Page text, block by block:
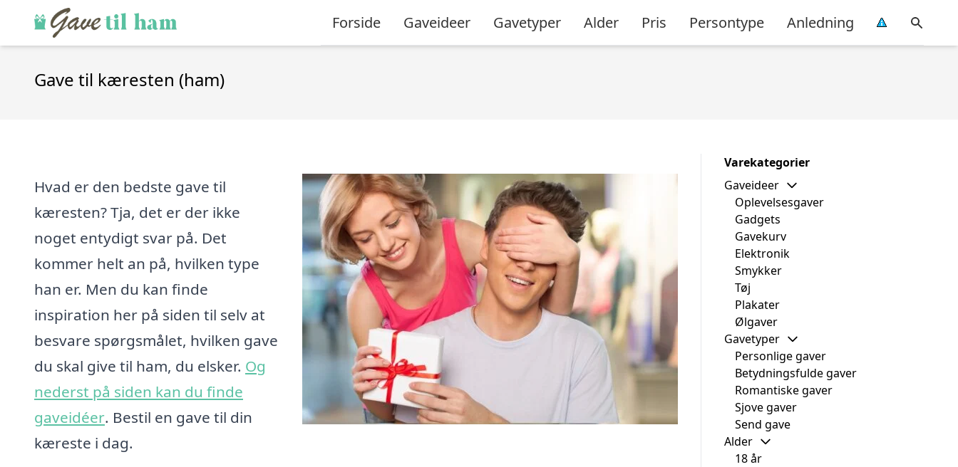
Forside Gaveideer Gavetyper Alder Pris Persontype Anledning
Gave til kæresten (ham)
Hvad er den bedste gave til
kæresten? Tja, det er der ikke
noget entydigt svar på. Det
kommer helt an på, hvilken type
han er. Men du kan finde
inspiration her på siden til selv at
besvare spørgsmålet, hvilken gave
du skal give til ham, du elsker. Og
nederst på siden kan du finde
gaveidéer. Bestil en gave til din
kæreste i dag.
Varekategorier
Gaveideer
Oplevelsesgaver
Gadgets
Gavekurv
Elektronik
Smykker
Tøj
Plakater
Ølgaver
Gavetyper
Personlige gaver
Betydningsfulde gaver
Romantiske gaver
Sjove gaver
Send gave
Alder
18 år